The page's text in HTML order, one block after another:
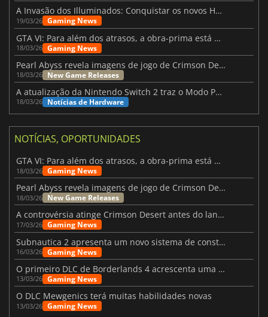
A Invasão dos Illuminados: Conquistar os novos Helldivers 2 Atualização!
19/03/26 Gaming News
GTA VI: Para além dos atrasos, a obra-prima está quase a chegar
18/03/26 Gaming News
Pearl Abyss revela imagens de jogo de Crimson Desert para a PS5
18/03/26 New Game Releases
A atualização da Nintendo Switch 2 traz o Modo Portátil aos jogos mais antigos da Switch
18/03/26 Notícias de Hardware
NOTÍCIAS, OPORTUNIDADES
GTA VI: Para além dos atrasos, a obra-prima está quase a chegar
18/03/26 Gaming News
Pearl Abyss revela imagens de jogo de Crimson Desert para a PS5
18/03/26 New Game Releases
A controvérsia atinge Crimson Desert antes do lançamento
17/03/26 Gaming News
Subnautica 2 apresenta um novo sistema de construção de bases
16/03/26 Gaming News
O primeiro DLC de Borderlands 4 acrescenta uma nova personagem e muito mais
13/03/26 Gaming News
O DLC Mewgenics terá muitas habilidades novas
13/03/26 Gaming News